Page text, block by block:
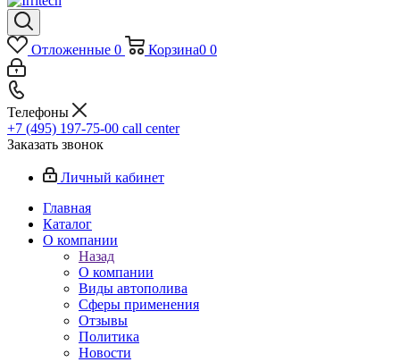
Отложенные 0 Корзина0 0
Телефоны
+7 (495) 197-75-00 call center
Заказать звонок
Личный кабинет
Главная
Каталог
О компании
Назад
О компании
Виды автополива
Сферы применения
Отзывы
Политика
Новости